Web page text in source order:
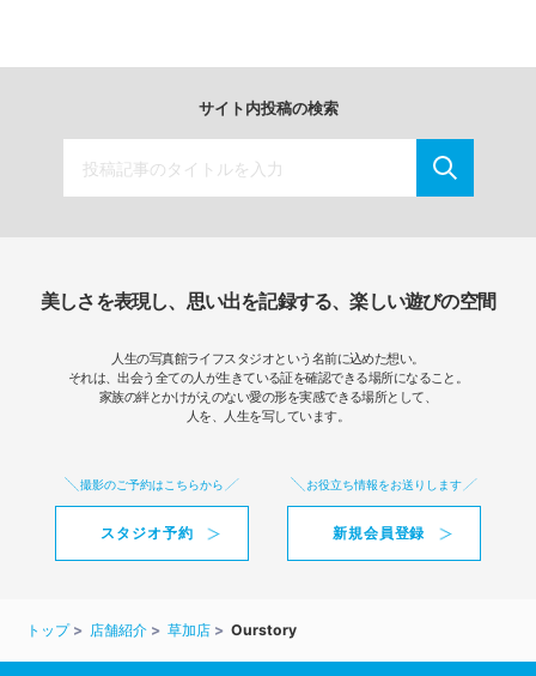
サイト内投稿の検索
美しさを表現し、思い出を記録する、楽しい遊びの空間
人生の写真館ライフスタジオという名前に込めた想い。
それは、出会う全ての人が生きている証を確認できる場所になること。
家族の絆とかけがえのない愛の形を実感できる場所として、
人を、人生を写しています。
撮影のご予約はこちらから
スタジオ予約
お役立ち情報をお送りします
新規会員登録
トップ 店舗紹介 草加店 Ourstory